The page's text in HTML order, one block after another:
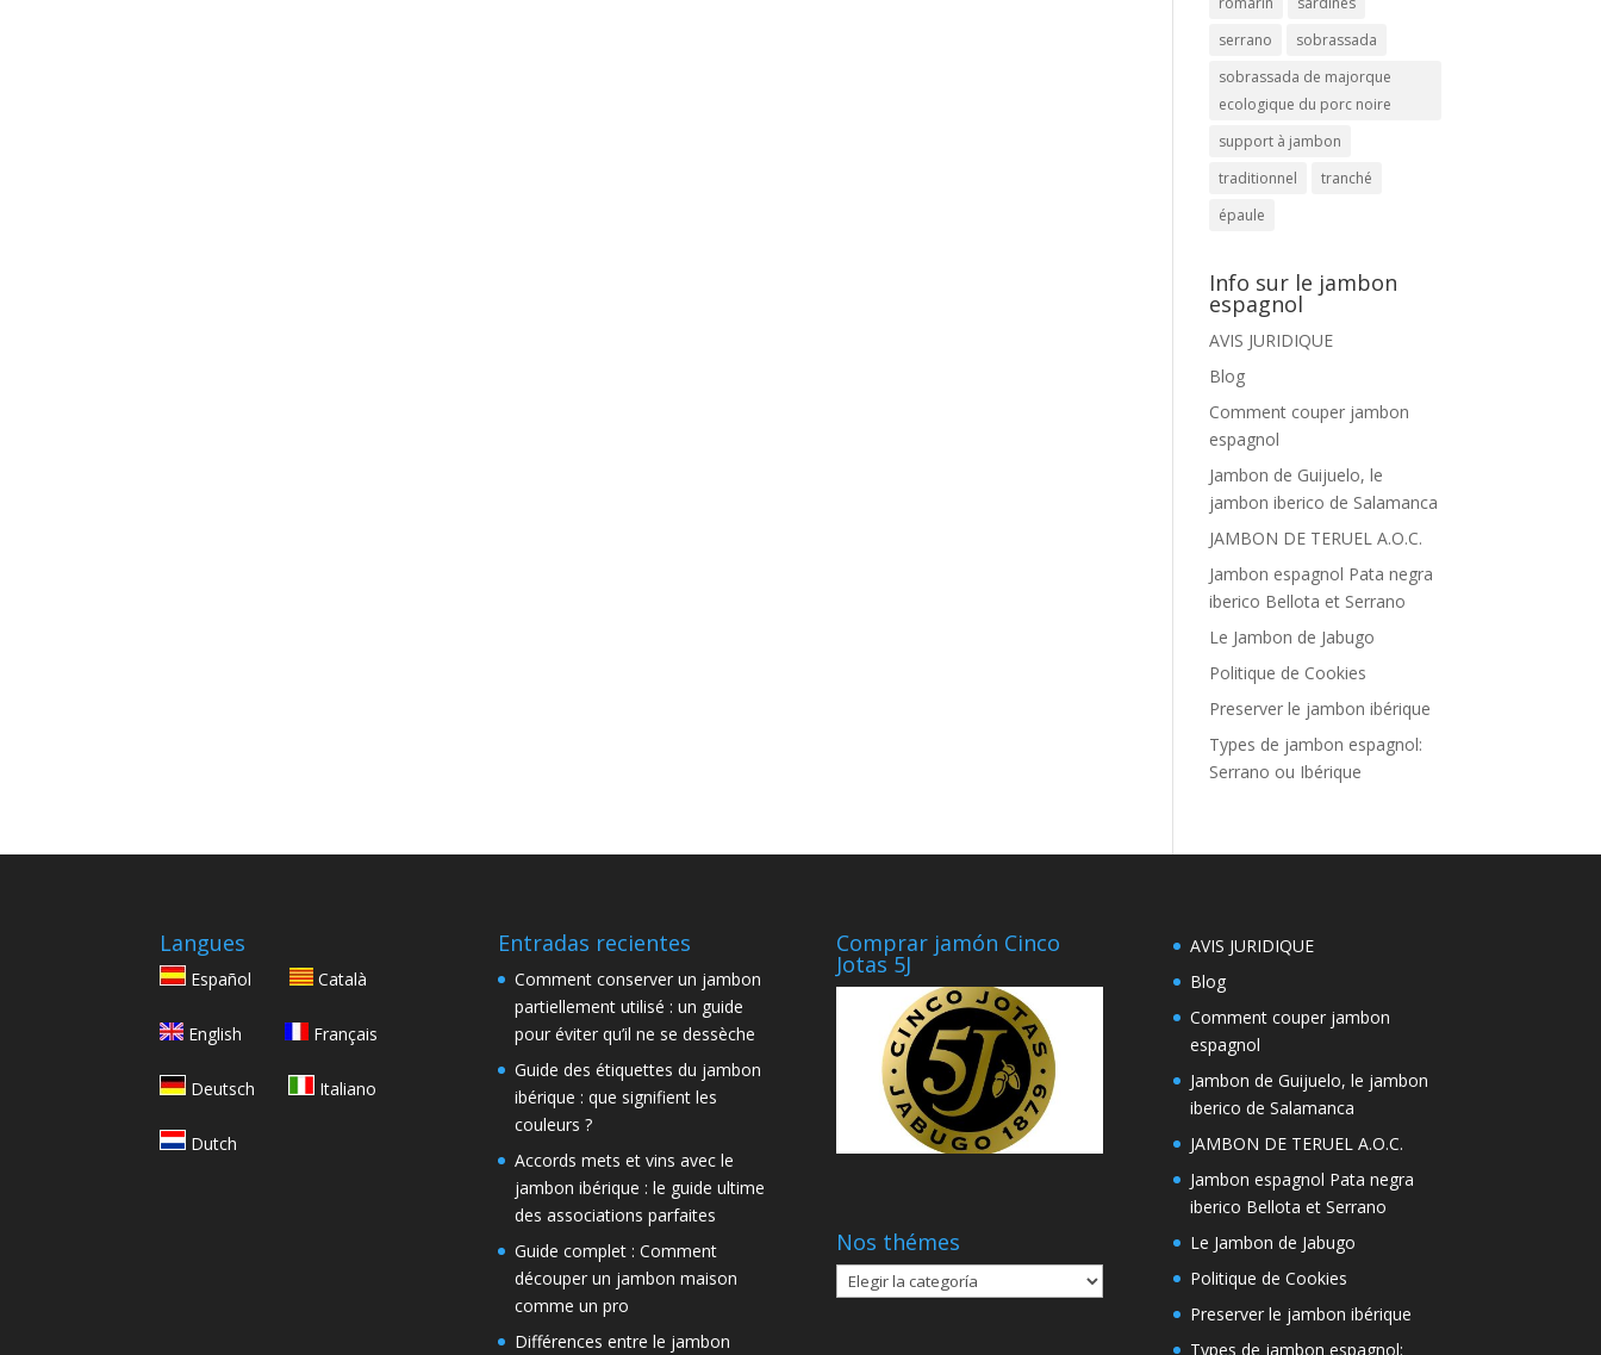
serrano
sobrassada
sobrassada de majorque
ecologique du porc noire
support à jambon
traditionnel
tranché
épaule
Info sur le jambon
espagnol
AVIS JURIDIQUE
Blog
Comment couper jambon
espagnol
Jambon de Guijuelo, le
jambon iberico de Salamanca
JAMBON DE TERUEL A.O.C.
Jambon espagnol Pata negra
iberico Bellota et Serrano
Le Jambon de Jabugo
Politique de Cookies
Preserver le jambon ibérique
Types de jambon espagnol:
Serrano ou Ibérique
Langues
Español Català
English Français
Deutsch Italiano
Dutch
Entradas recientes
Comment conserver un jambon
partiellement utilisé : un guide
pour éviter qu’il ne se dessèche
Guide des étiquettes du jambon
ibérique : que signifient les
couleurs ?
Accords mets et vins avec le
jambon ibérique : le guide ultime
des associations parfaites
Guide complet : Comment
découper un jambon maison
comme un pro
Différences entre le jambon
Comprar jamón Cinco
Jotas 5J
Nos thémes
Nos
thémes
AVIS JURIDIQUE
Blog
Comment couper jambon
espagnol
Jambon de Guijuelo, le jambon
iberico de Salamanca
JAMBON DE TERUEL A.O.C.
Jambon espagnol Pata negra
iberico Bellota et Serrano
Le Jambon de Jabugo
Politique de Cookies
Preserver le jambon ibérique
Types de jambon espagnol: